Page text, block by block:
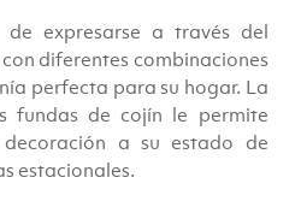
expresarse a través del
diferentes combinaciones
perfecta para su hogar. La
fundas de cojín le permite
a su estado de
estacionales.